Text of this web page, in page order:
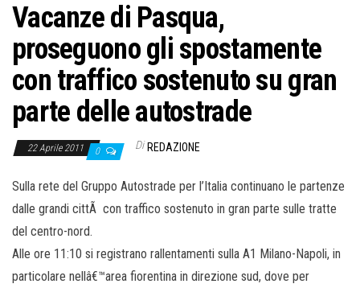
Vacanze di Pasqua,
proseguono gli spostamente
con traffico sostenuto su gran
parte delle autostrade
22 Aprile 2011 0 Di REDAZIONE
Sulla rete del Gruppo Autostrade per l’Italia continuano le partenze
dalle grandi cittÃ con traffico sostenuto in gran parte sulle tratte
del centro-nord.
Alle ore 11:10 si registrano rallentamenti sulla A1 Milano-Napoli, in
particolare nellâ€™area fiorentina in direzione sud, dove per